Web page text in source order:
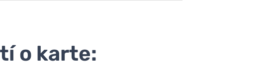
o karte: